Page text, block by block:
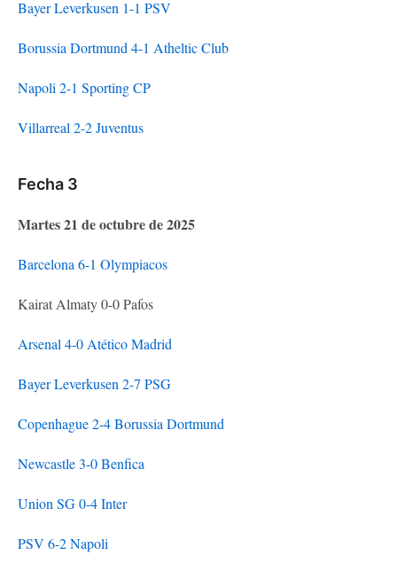
Bayer Leverkusen 1-1 PSV
Borussia Dortmund 4-1 Atheltic Club
Napoli 2-1 Sporting CP
Villarreal 2-2 Juventus
Fecha 3
Martes 21 de octubre de 2025
Barcelona 6-1 Olympiacos
Kairat Almaty 0-0 Pafos
Arsenal 4-0 Atético Madrid
Bayer Leverkusen 2-7 PSG
Copenhague 2-4 Borussia Dortmund
Newcastle 3-0 Benfica
Union SG 0-4 Inter
PSV 6-2 Napoli